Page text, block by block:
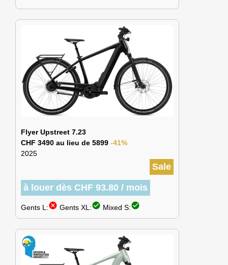
Flyer Upstreet 7.23
CHF 3490 au lieu de 5899 -41%
2025
Sale
à louer dès CHF 93.80 / mois
Gents L:cancel Gents XL:check_circle Mixed S:check_circle